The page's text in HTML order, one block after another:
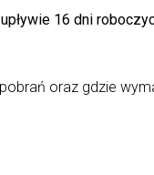
16 dni
oraz gdzie